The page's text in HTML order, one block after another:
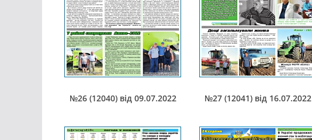
№26 (12040) від 09.07.2022 №27 (12041) від 16.07.2022